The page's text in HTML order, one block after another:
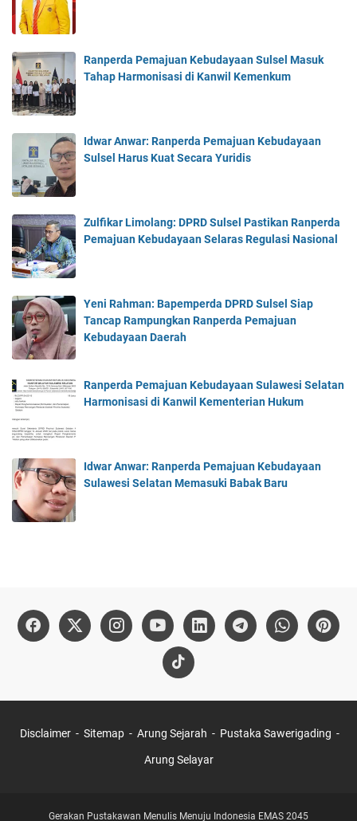
Ranperda Pemajuan Kebudayaan Sulsel Masuk
Tahap Harmonisasi di Kanwil Kemenkum
Idwar Anwar: Ranperda Pemajuan Kebudayaan
Sulsel Harus Kuat Secara Yuridis
Zulfikar Limolang: DPRD Sulsel Pastikan Ranperda
Pemajuan Kebudayaan Selaras Regulasi Nasional
Yeni Rahman: Bapemperda DPRD Sulsel Siap
Tancap Rampungkan Ranperda Pemajuan
Kebudayaan Daerah
Ranperda Pemajuan Kebudayaan Sulawesi Selatan
Harmonisasi di Kanwil Kementerian Hukum
Idwar Anwar: Ranperda Pemajuan Kebudayaan
Sulawesi Selatan Memasuki Babak Baru
Disclaimer Sitemap Arung Sejarah Pustaka Sawerigading
Arung Selayar
Gerakan Pustakawan Menulis Menuju Indonesia EMAS 2045